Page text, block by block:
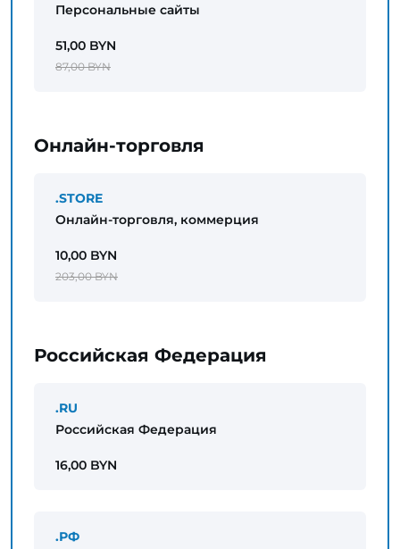
Персональные сайты
51,00 BYN
87,00 BYN
Онлайн-торговля
.STORE
Онлайн-торговля, коммерция
10,00 BYN
203,00 BYN
Российская Федерация
.RU
Российская Федерация
16,00 BYN
.РФ